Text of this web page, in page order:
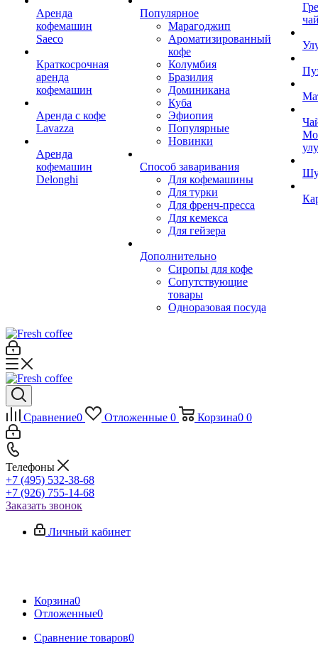
Аренда
кофемашин
Saeco
Краткосрочная
аренда
кофемашин
Аренда с кофе
Lavazza
Аренда
кофемашин
Delonghi
Популярное
Марагоджип
Ароматизированный
кофе
Колумбия
Бразилия
Доминикана
Куба
Эфиопия
Популярные
Новинки
Способ заваривания
Для кофемашины
Для турки
Для френч-пресса
Для кемекса
Для гейзера
Дополнительно
Сиропы для кофе
Сопутствующие
товары
Одноразовая посуда
Шу
Сравнение0 Отложенные 0 Корзина0 0
Телефоны
+7 (495) 532-38-68
+7 (926) 755-14-68
Заказать звонок
Личный кабинет
Корзина0
Отложенные0
Сравнение товаров0